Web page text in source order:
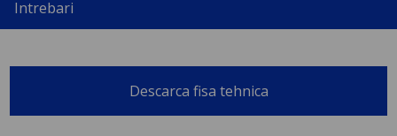
Intrebari
Descarca fisa tehnica